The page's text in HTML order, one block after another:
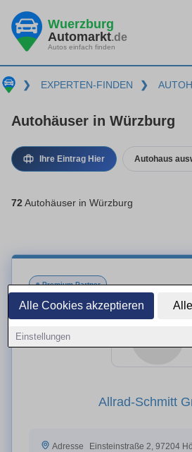
Alle Cookies akzeptieren
Einstellungen
Wuerzburg
Automarkt.de
Autos einfach finden
❯ EXPERTEN-FINDEN ❯
Autohäuser in Würzburg
Ihre Eintrag Hier Autohaus
72 Autohäuser in Würzburg
●Premium-Partner
Allrad-Schmitt
Adresse
Einsteinstraße 2, 97204